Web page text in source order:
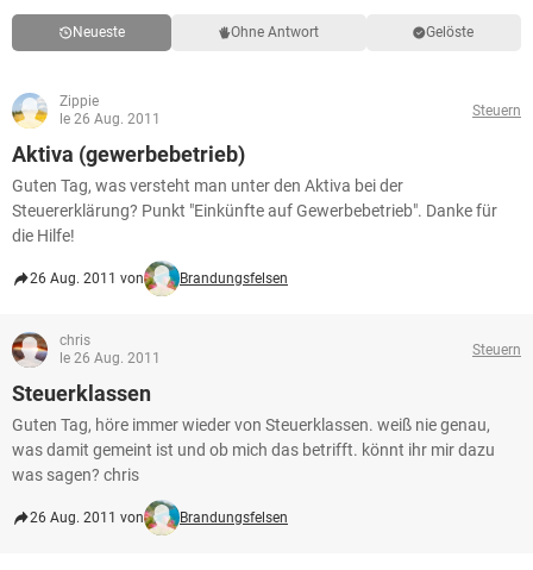
Neueste Ohne Antwort Gelöste
Zippie
le 26 Aug. 2011
Steuern
Aktiva (gewerbebetrieb)
Guten Tag, was versteht man unter den Aktiva bei der
Steuererklärung? Punkt "Einkünfte auf Gewerbebetrieb". Danke für
die Hilfe!
26 Aug. 2011 von Brandungsfelsen
chris
le 26 Aug. 2011
Steuern
Steuerklassen
Guten Tag, höre immer wieder von Steuerklassen. weiß nie genau,
was damit gemeint ist und ob mich das betrifft. könnt ihr mir dazu
was sagen? chris
26 Aug. 2011 von Brandungsfelsen